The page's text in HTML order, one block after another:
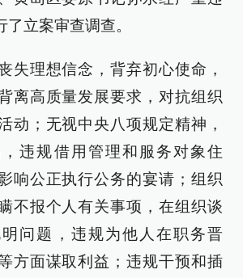
立案审查调查。
失理想信念，背弃初心使命，
离高质量发展要求，对抗组织
动；无视中央八项规定精神，
违规借用管理和服务对象住
响公正执行公务的宴请；组织
不报个人有关事项，在组织谈
问题，违规为他人在职务晋
方面谋取利益；违规干预和插